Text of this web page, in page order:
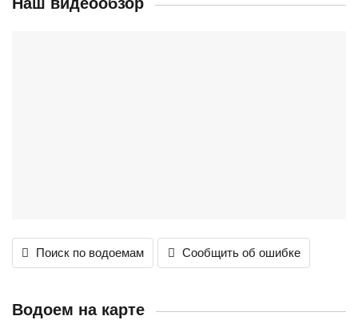
Поиск по водоемам Сообщить об ошибке
Водоем на карте